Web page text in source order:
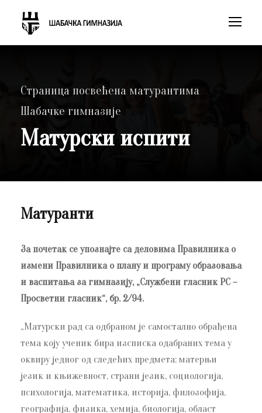
Страница посвећена матурантима
Шабачке гимназије
Матурски испити
Матуранти
За почетак се упознајте са деловима Правилника о
измени Правилника о плану и програму образовања
и васпитања за гимназију, „Службени гласник РС –
Просветни гласник“, бр. 2/94.
„Матурски рад са одбраном је самостално обрађена
тема коју ученик бира изсписка одабраних тема у
оквиру једног од следећих предмета: матерњи
језик и књижевност, страни језик, социологија,
психологија, математика, историја, филозофија,
географија, физика, хемија, биологија, област